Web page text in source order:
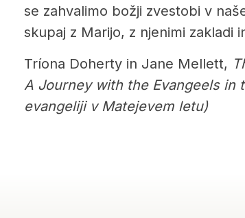
se zahvalimo božji zvestobi v
skupaj z Marijo, z njenimi zakladi
Tríona Doherty in Jane Mellett,
A Journey with the Evangeels in
evangeliji v Matejevem letu)